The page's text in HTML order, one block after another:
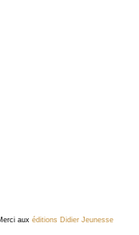
aux éditions Didier Jeunesse